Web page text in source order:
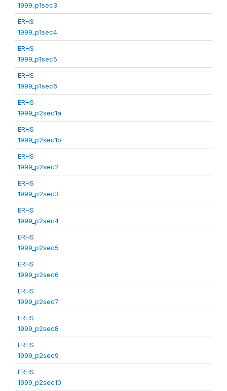
1999_p1sec3
ERHS
1999_p1sec4
ERHS
1999_p1sec5
ERHS
1999_p1sec6
ERHS
1999_p2sec1a
ERHS
1999_p2sec1b
ERHS
1999_p2sec2
ERHS
1999_p2sec3
ERHS
1999_p2sec4
ERHS
1999_p2sec5
ERHS
1999_p2sec6
ERHS
1999_p2sec7
ERHS
1999_p2sec8
ERHS
1999_p2sec9
ERHS
1999_p2sec10